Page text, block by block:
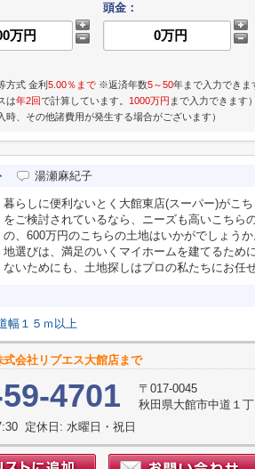
頭金：
方式 金利5.00％まで ※返済年数5～50年まで入力できま
は年2回で計算しています。 1000万円 まで入力できます）
時、その他諸費用が発生する場合がございます）
湯瀬麻紀子
暮らしに便利ないとく大館東店(スーパー)がこ
をご検討されているなら、ニーズも高いこちら
の、600万円のこちらの土地はいかがでしょう
地選びは、満足のいくマイホームを建てるため
ないためにも、土地探しはプロの私たちにお任
幅１５ｍ以上
式会社リブエス大館店まで
4701
〒017-0045
秋田県大館市中道１
定休日: 水曜日・祝日